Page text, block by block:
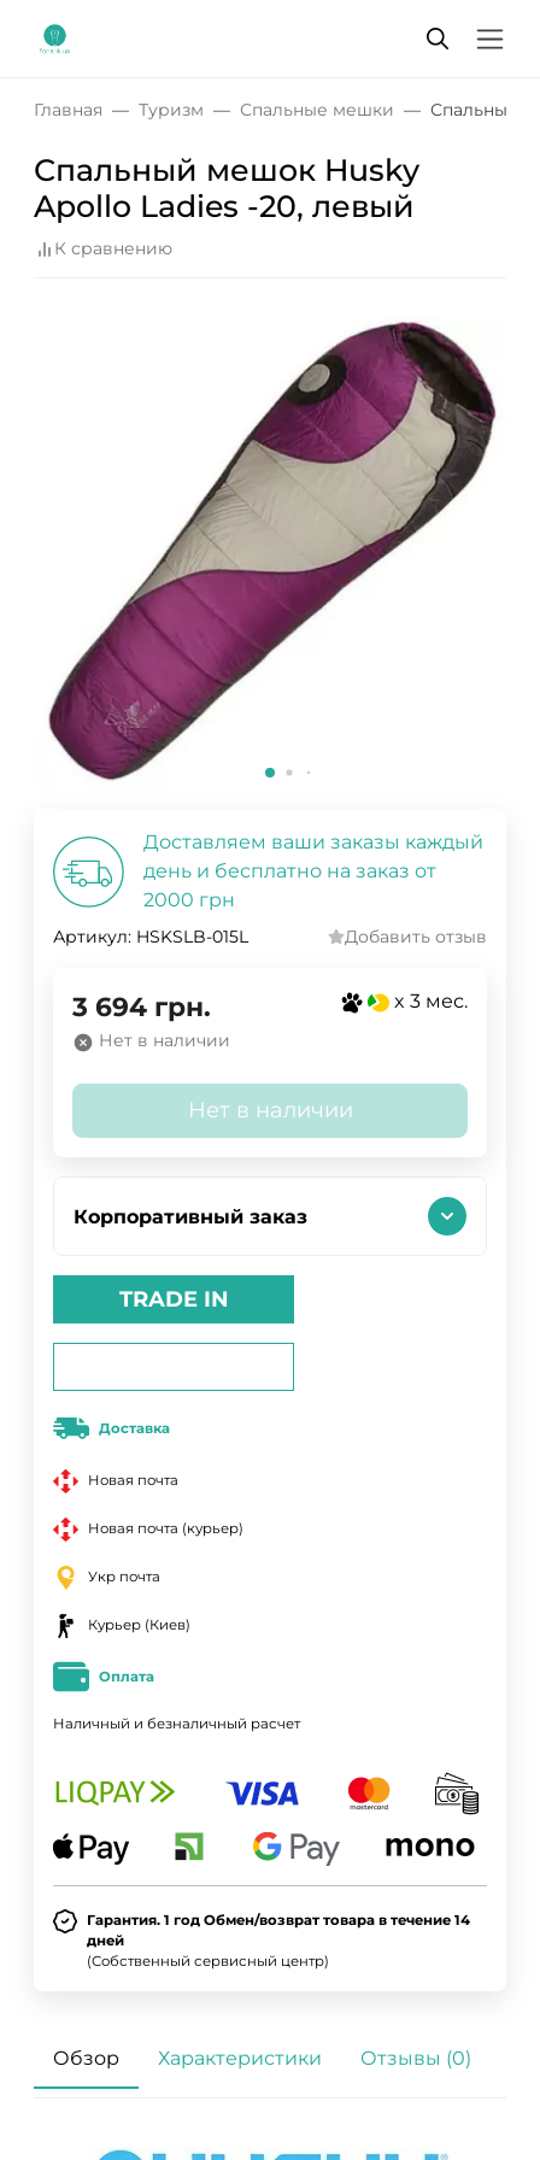
Главная Туризм Спальные мешки Спальный
Спальный мешок Husky
Apollo Ladies -20, левый
К сравнению
Доставляем ваши заказы каждый
день и бесплатно на заказ от
2000 грн
Артикул: HSKSLB-015L Добавить отзыв
3 694 грн. x 3 мес.
Нет в наличии
Нет в наличии
Корпоративный заказ
TRADE IN
Доставка
Новая почта
Новая почта (курьер)
Укр почта
Курьер (Киев)
Оплата
Наличный и безналичный расчет
Гарантия. 1 год Обмен/возврат товара в течение 14
дней
(Собственный сервисный центр)
Обзор Характеристики Отзывы (0)